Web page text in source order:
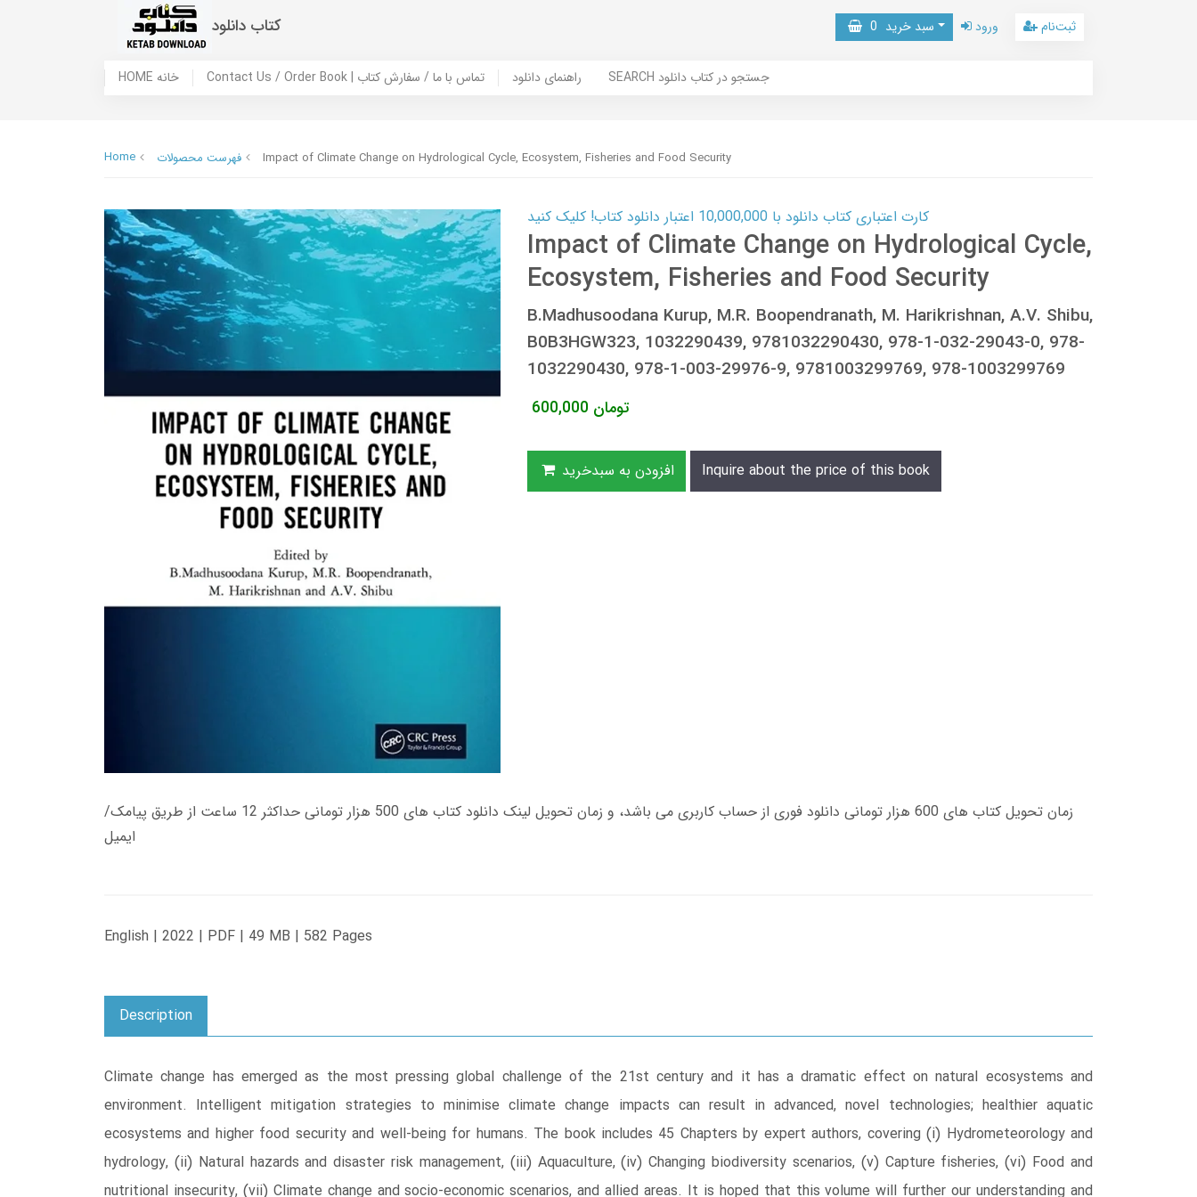
کتاب دانلود سبد خرید 0 ورود ثبت‌نام
HOME خانه Contact Us / Order Book | تماس با ما / سفارش کتاب راهنمای دانلود SEARCH جستجو در کتاب دانلود
Home فهرست محصولات Impact of Climate Change on Hydrological Cycle, Ecosystem, Fisheries and Food Security
کارت اعتباری کتاب دانلود با 10,000,000 اعتبار دانلود کتاب! کلیک کنید
Impact of Climate Change on Hydrological Cycle,
Ecosystem, Fisheries and Food Security
B.Madhusoodana Kurup, M.R. Boopendranath, M. Harikrishnan, A.V. Shibu,
B0B3HGW323, 1032290439, 9781032290430, 978-1-032-29043-0, 978-
1032290430, 978-1-003-29976-9, 9781003299769, 978-1003299769
600,000 تومان
افزودن به سبدخرید Inquire about the price of this book
زمان تحویل کتاب های 600 هزار تومانی دانلود فوری از حساب کاربری می باشد، و زمان تحویل لینک دانلود کتاب های 500 هزار تومانی حداکثر 12 ساعت از طریق پیامک/
ایمیل
English | 2022 | PDF | 49 MB | 582 Pages
Description
Climate change has emerged as the most pressing global challenge of the 21st century and it has a dramatic effect on natural ecosystems and
environment. Intelligent mitigation strategies to minimise climate change impacts can result in advanced, novel technologies; healthier aquatic
ecosystems and higher food security and well-being for humans. The book includes 45 Chapters by expert authors, covering (i) Hydrometeorology and
hydrology, (ii) Natural hazards and disaster risk management, (iii) Aquaculture, (iv) Changing biodiversity scenarios, (v) Capture fisheries, (vi) Food and
nutritional insecurity, (vii) Climate change and socio-economic scenarios, and allied areas. It is hoped that this volume will further our understanding and